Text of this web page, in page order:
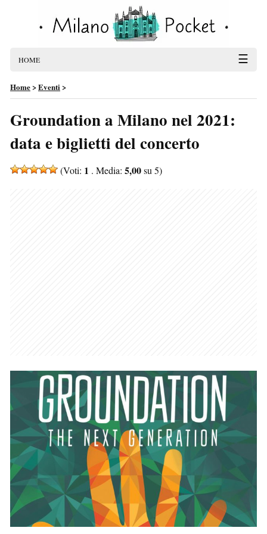
HOME ☰
Home>Eventi>
Groundation a Milano nel 2021:
data e biglietti del concerto
(Voti: 1 . Media: 5,00su 5)